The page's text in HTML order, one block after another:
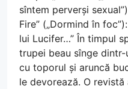
sîntem perverși
Fire” („Dormind în
lui Lucifer…” În timpul
trupei beau sînge
cu toporul și aruncă
le devorează. O revistă